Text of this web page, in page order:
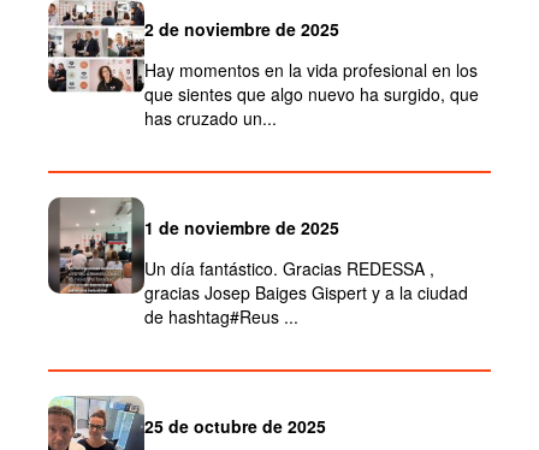
2 de noviembre de 2025
Hay momentos en la vida profesional en los
que sientes que algo nuevo ha surgido, que
has cruzado un...
1 de noviembre de 2025
Un día fantástico. Gracias REDESSA ,
gracias Josep Baiges Gispert y a la ciudad
de hashtag#Reus ...
25 de octubre de 2025